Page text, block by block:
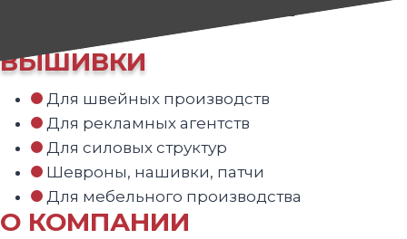
ВЫШИВКИ
Для швейных производств
Для рекламных агентств
Для силовых структур
Шевроны, нашивки, патчи
Для мебельного производства
О КОМПАНИИ